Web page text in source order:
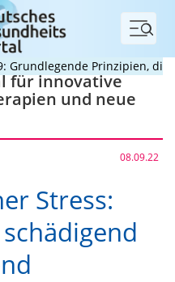
Menü
Prinzipien, die
für innovative
und neue
08.09.22
Stress: